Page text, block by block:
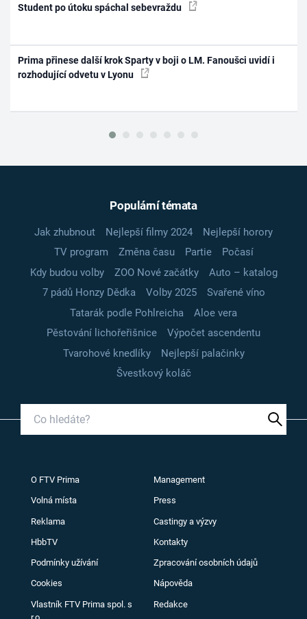
Student po útoku spáchal sebevraždu
Prima přinese další krok Sparty v boji o LM. Fanoušci uvidí i
rozhodující odvetu v Lyonu
Populární témata
Jak zhubnout Nejlepší filmy 2024
Nejlepší horory
TV program
Změna času Partie
Počasí
Kdy budou volby
ZOO Nové začátky
Auto – katalog
7 pádů Honzy Dědka
Volby 2025
Svařené víno
Tatarák podle Pohlreicha
Aloe vera
Pěstování lichořeřišnice
Výpočet ascendentu
Tvarohové knedlíky
Nejlepší palačinky
Švestkový koláč
O FTV Prima Management
Volná místa Press
Reklama Castingy a výzvy
HbbTV Kontakty
Podmínky užívání Zpracování osobních údajů
Cookies Nápověda
Vlastník FTV Prima spol. s
Redakce